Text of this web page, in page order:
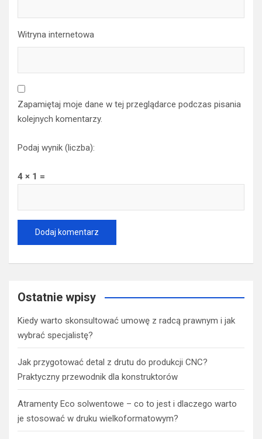
Witryna internetowa
Zapamiętaj moje dane w tej przeglądarce podczas pisania
kolejnych komentarzy.
Podaj wynik (liczba):
4 × 1 =
Ostatnie wpisy
Kiedy warto skonsultować umowę z radcą prawnym i jak
wybrać specjalistę?
Jak przygotować detal z drutu do produkcji CNC?
Praktyczny przewodnik dla konstruktorów
Atramenty Eco solwentowe – co to jest i dlaczego warto
je stosować w druku wielkoformatowym?